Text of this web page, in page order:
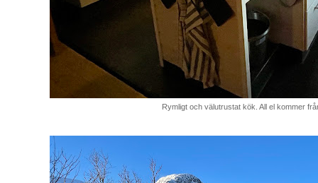
Rymligt och välutrustat kök. All el kommer